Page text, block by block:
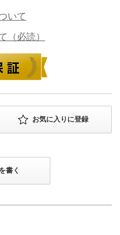
いて
（必読）
お気に入りに登録
書く